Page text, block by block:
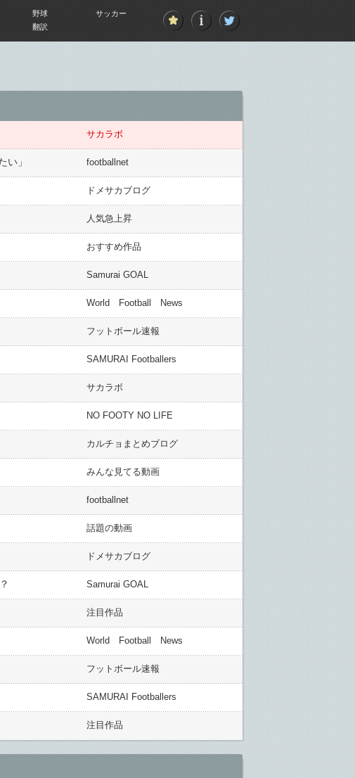
野球
サッカー
翻訳
サカラボ
い」 footballnet
ドメサカブログ
人気急上昇
おすすめ作品
Samurai GOAL
World Football News
フットボール速報
SAMURAI Footballers
サカラボ
NO FOOTY NO LIFE
カルチョまとめブログ
みんな見てる動画
footballnet
話題の動画
ドメサカブログ
Samurai GOAL
注目作品
World Football News
フットボール速報
SAMURAI Footballers
注目作品